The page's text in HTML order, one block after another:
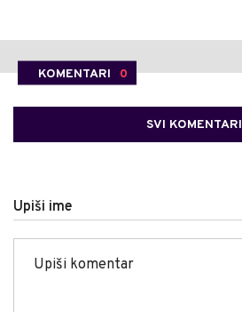
KOMENTARI 0
SVI KOMENTARI
Upiši ime